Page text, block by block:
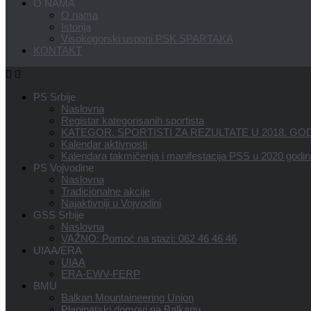
O NAMA
O nama
Istorija
Visokogorski usponi PSK SPARTAKA
KONTAKT
PS Srbije
Naslovna
Registar kategorisanih sportista
KATEGOR. SPORTISTI ZA REZULTATE U 2018.
Kalendar aktivnosti
Kalendara takmičenja i manifestacija PSS u 2020 godini
PS Vojvodine
Naslovna
Tradicionalne akcije
Najaktivniji u Vojvodini
GSS Srbije
Naslovna
VAŽNO: Pomoć na stazi: 062 46 46 46
UIAA/ERA
UIAA
ERA-EWV-FERP
BMU
Balkan Mountaineering Union